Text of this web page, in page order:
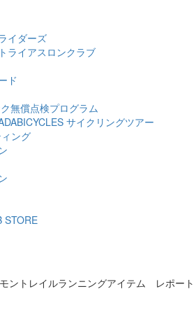
イダーズ
ライアスロンクラブ
ド
無償点検プログラム
サイクリングツアー
ング
STORE
モントレイルランニングアイテム レポート